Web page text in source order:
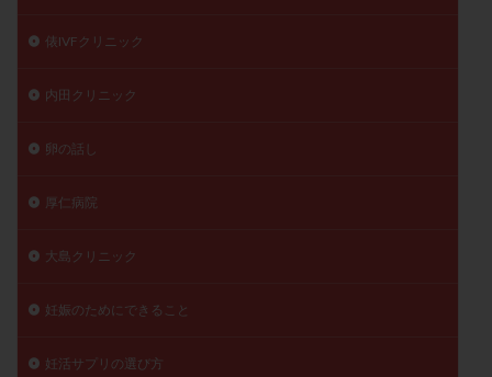
俵IVFクリニック
内田クリニック
卵の話し
厚仁病院
大島クリニック
妊娠のためにできること
妊活サプリの選び方